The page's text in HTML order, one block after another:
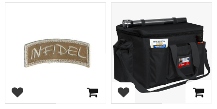
Add to favorites Add to favorites